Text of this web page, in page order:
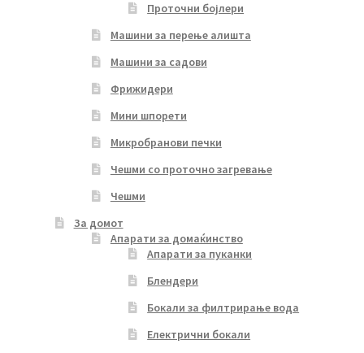
Проточни бојлери
Машини за перење алишта
Машини за садови
Фрижидери
Мини шпорети
Микробранови печки
Чешми со проточно загревање
Чешми
За домот
Апарати за домаќинство
Апарати за пуканки
Блендери
Бокали за филтрирање вода
Електрични бокали